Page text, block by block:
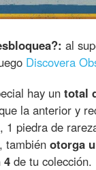
al
Discovera
hay untotal
la anterior y
1 piedra de
tambiénotorga
4 de tu colección.